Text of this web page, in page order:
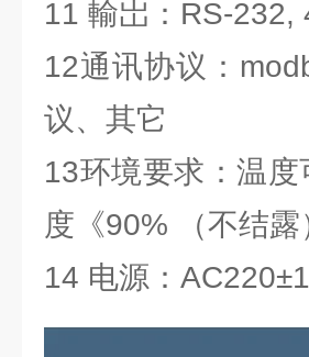
11 輸岀：RS-232,
12通讯协议：
议、其它
13环境要求：温
度《90% （不结露
14 电源：